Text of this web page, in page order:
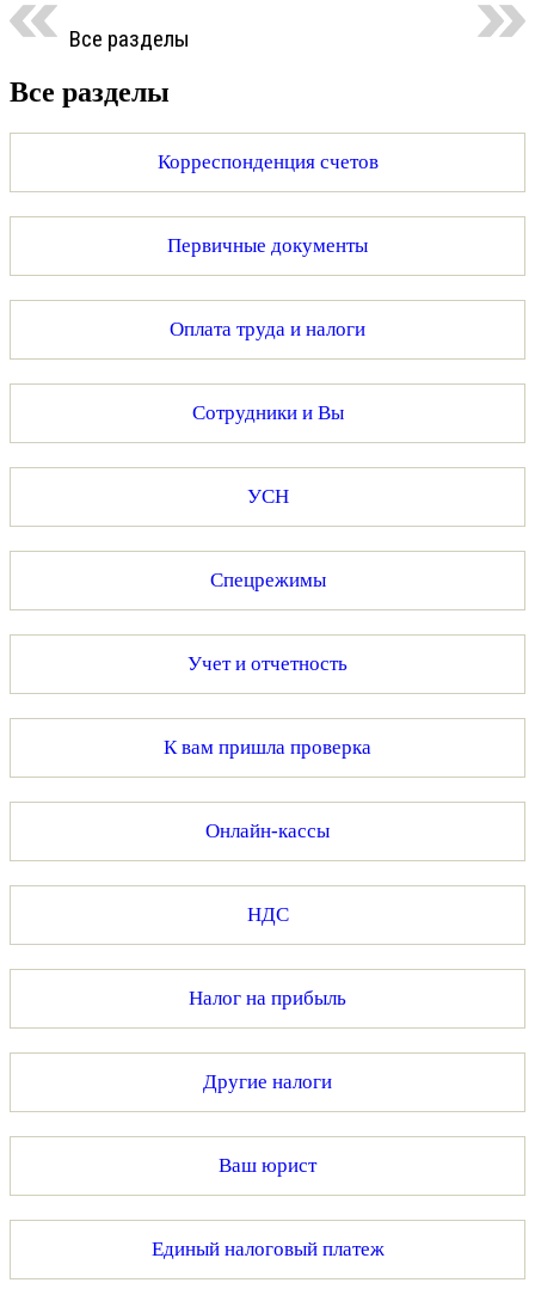
Все разделы
Все разделы
Корреспонденция счетов
Первичные документы
Оплата труда и налоги
Сотрудники и Вы
УСН
Спецрежимы
Учет и отчетность
К вам пришла проверка
Онлайн-кассы
НДС
Налог на прибыль
Другие налоги
Ваш юрист
Единый налоговый платеж